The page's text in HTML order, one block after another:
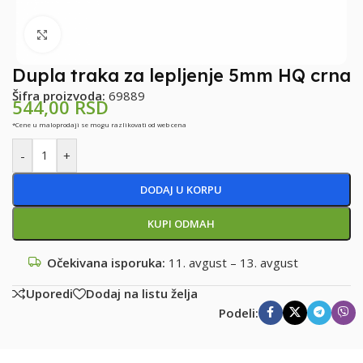
Dupla traka za lepljenje 5mm HQ crna
Šifra proizvoda: 69889
544,00RSD
*Cene u maloprodaji se mogu razlikovati od web cena
- +
DODAJ U KORPU
KUPI ODMAH
Očekivana isporuka: 11. avgust – 13. avgust
Uporedi
Dodaj na listu želja
Podeli: